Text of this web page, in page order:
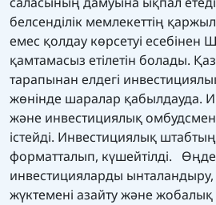
белсенділік мемлекеттің
емес қолдау көрсетуі
қамтамасыз етілетін болады.
тарапынан елдегі
жөнінде шаралар қабылдауда.
және инвестициялық
істейді. Инвестициялық
форматталып, күшейтілді.
инвестицияларды
жүктемені азайту және